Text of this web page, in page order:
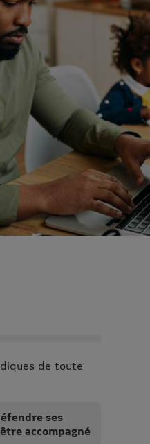
de toute
ses
accompagné